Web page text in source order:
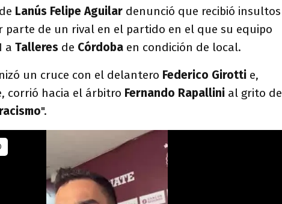
Lanús Felipe Aguilar denunció que recibió insultos
parte de un rival en el partido en el que su equipo
a Talleres de Córdoba en condición de local.
un cruce con el delantero Federico Girotti e,
corrió hacia el árbitro Fernando Rapallini al grito de
".